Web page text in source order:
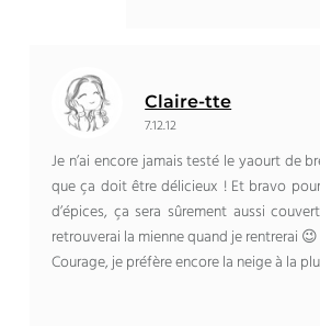
Claire-tte
7.12.12
Je n’ai encore jamais testé le yaourt de
que ça doit être délicieux ! Et bravo
d’épices, ça sera sûrement aussi
retrouverai la mienne quand je rentrerai 😉
Courage, je préfère encore la neige à la